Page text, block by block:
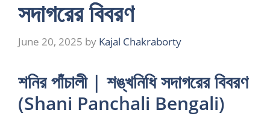
সদাগরের বিবরণ
June 20, 2025 by Kajal Chakraborty
শনির পাঁচালী | শঙ্খনিধি সদাগরের বিবরণ
(Shani Panchali Bengali)